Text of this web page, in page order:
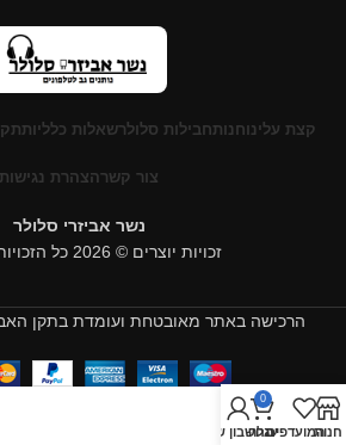
קצת עלינוחנותחבילות סלולרשאלות כלליות
צור קשרהצהרת נגישות
נשר אביזרי סלולר
זכויות יוצרים © 2026 כל הזכויות שמורות
הרכישה באתר מאובטחת ועומדת בתקן
חנותהמועדפים
0
עגלה
החשבון שלי